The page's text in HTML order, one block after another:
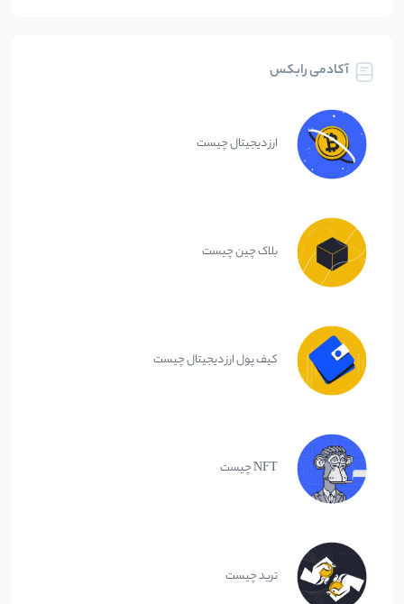
آکادمی رابکس
ارز دیجیتال چیست
بلاک چین چیست
کیف پول ارز دیجیتال چیست
NFT چیست
ترید چیست